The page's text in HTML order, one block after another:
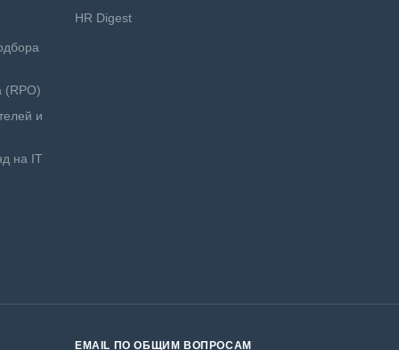
(RPO)
и
на IT
HR Digest
EMAIL ПО ОБЩИМ ВОПРОСАМ